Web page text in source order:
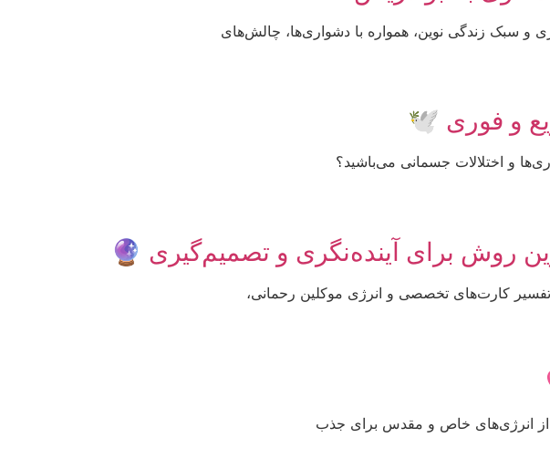
و سبک زندگی نوین، همواره با دشواری‌ها، چالش‌های
و فوری 🕊
و اختلالات جسمانی می‌باشید؟
روش برای آینده‌نگری و تصمیم‌گیری 🔮
کارت‌های تخصصی و انرژی موکلین رحمانی،
انرژی‌های خاص و مقدس برای جذب